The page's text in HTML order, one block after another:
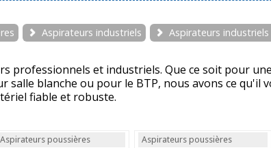
Aspirateurs industriels Aspirateurs
professionnels et industriels. Que ce soit pour
blanche ou pour le BTP, nous avons ce qu'il
fiable et robuste.
Aspirateurs poussières Aspirateurs poussières